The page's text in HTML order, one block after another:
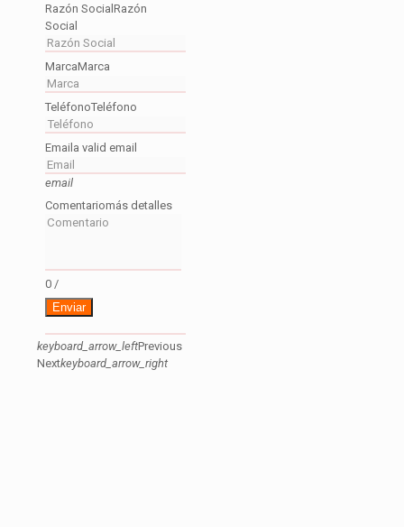
Razón Social Razón
Social
MarcaMarca
TeléfonoTeléfono
Email a valid email
email
Comentariomás detalles
0 /
Enviar
keyboard_arrow_leftPrevious
Nextkeyboard_arrow_right